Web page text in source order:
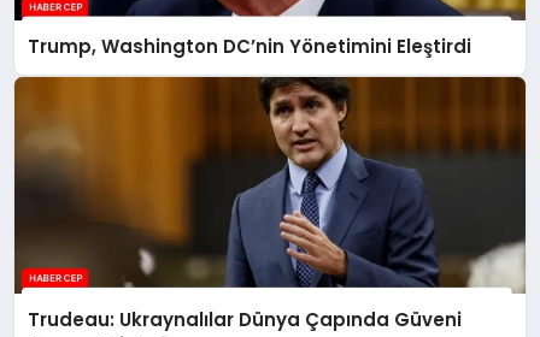
Trump, Washington DC’nin Yönetimini Eleştirdi
Trudeau: Ukraynalılar Dünya Çapında Güveni